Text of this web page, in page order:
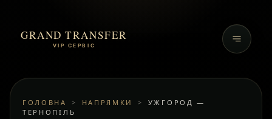
GRAND TRANSFER
VIP СЕРВІС
ГОЛОВНА > НАПРЯМКИ >
УЖГОРОД —
ТЕРНОПІЛЬ